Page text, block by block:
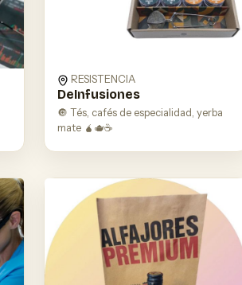
RESISTENCIA
DeInfusiones
🔘 Tés, cafés de especialidad, yerba
mate 🧉🫖☕️